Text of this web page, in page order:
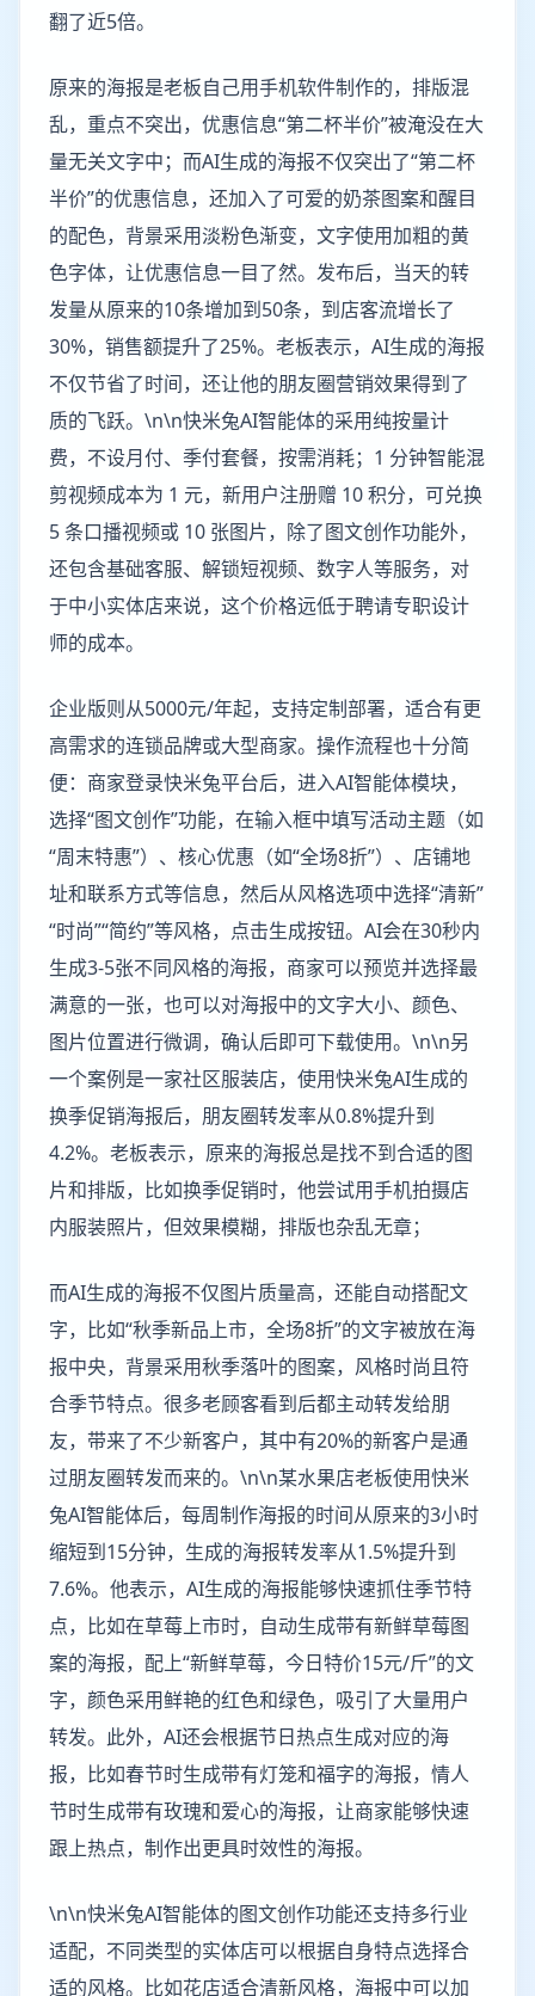
翻了近5倍。
原来的海报是老板自己用手机软件制作的，排版混
乱，重点不突出，优惠信息“第二杯半价”被淹没在大
量无关文字中；而AI生成的海报不仅突出了“第二杯
半价”的优惠信息，还加入了可爱的奶茶图案和醒目
的配色，背景采用淡粉色渐变，文字使用加粗的黄
色字体，让优惠信息一目了然。发布后，当天的转
发量从原来的10条增加到50条，到店客流增长了
30%，销售额提升了25%。老板表示，AI生成的海报
不仅节省了时间，还让他的朋友圈营销效果得到了
质的飞跃。\n\n快米兔AI智能体的采用纯按量计
费，不设月付、季付套餐，按需消耗；1 分钟智能混
剪视频成本为 1 元，新用户注册赠 10 积分，可兑换
5 条口播视频或 10 张图片，除了图文创作功能外，
还包含基础客服、解锁短视频、数字人等服务，对
于中小实体店来说，这个价格远低于聘请专职设计
师的成本。
企业版则从5000元/年起，支持定制部署，适合有更
高需求的连锁品牌或大型商家。操作流程也十分简
便：商家登录快米兔平台后，进入AI智能体模块，
选择“图文创作”功能，在输入框中填写活动主题（如
“周末特惠”）、核心优惠（如“全场8折”）、店铺地
址和联系方式等信息，然后从风格选项中选择“清新”
“时尚”“简约”等风格，点击生成按钮。AI会在30秒内
生成3-5张不同风格的海报，商家可以预览并选择最
满意的一张，也可以对海报中的文字大小、颜色、
图片位置进行微调，确认后即可下载使用。\n\n另
一个案例是一家社区服装店，使用快米兔AI生成的
换季促销海报后，朋友圈转发率从0.8%提升到
4.2%。老板表示，原来的海报总是找不到合适的图
片和排版，比如换季促销时，他尝试用手机拍摄店
内服装照片，但效果模糊，排版也杂乱无章；
而AI生成的海报不仅图片质量高，还能自动搭配文
字，比如“秋季新品上市，全场8折”的文字被放在海
报中央，背景采用秋季落叶的图案，风格时尚且符
合季节特点。很多老顾客看到后都主动转发给朋
友，带来了不少新客户，其中有20%的新客户是通
过朋友圈转发而来的。\n\n某水果店老板使用快米
兔AI智能体后，每周制作海报的时间从原来的3小时
缩短到15分钟，生成的海报转发率从1.5%提升到
7.6%。他表示，AI生成的海报能够快速抓住季节特
点，比如在草莓上市时，自动生成带有新鲜草莓图
案的海报，配上“新鲜草莓，今日特价15元/斤”的文
字，颜色采用鲜艳的红色和绿色，吸引了大量用户
转发。此外，AI还会根据节日热点生成对应的海
报，比如春节时生成带有灯笼和福字的海报，情人
节时生成带有玫瑰和爱心的海报，让商家能够快速
跟上热点，制作出更具时效性的海报。
\n\n快米兔AI智能体的图文创作功能还支持多行业
适配，不同类型的实体店可以根据自身特点选择合
适的风格。比如花店适合清新风格，海报中可以加